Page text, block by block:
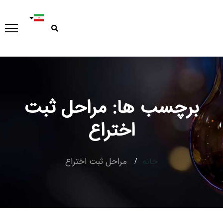
Type and hit enter
برچسب ها: مراحل ثبت
اختراع
خانه مراحل ثبت اختراع